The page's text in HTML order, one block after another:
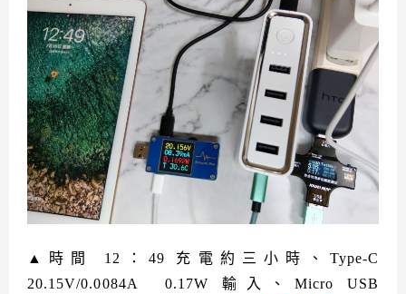
▲時間 12：49 充電約三小時、Type-C
20.15V/0.0084A 0.17W 輸入、Micro USB